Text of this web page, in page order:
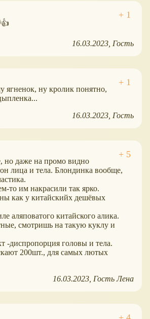
16.03.2023 Гость
ягненок, ну кролик понятно,
16.03.2023 Гость
но даже на промо видно
лица и тела. Блондинка вообще,
то им накрасили так ярко.
как у китайскийх дешёвых
аляповатого китайского алика.
смотришь на такую куклу и
-диспропорция головы и тела.
200шт., для самых лютых
16.03.2023 Гость Лена